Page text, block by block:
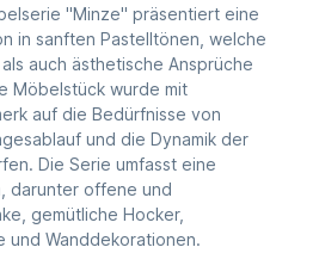
"Minze" präsentiert eine
in sanften Pastelltönen, welche
auch ästhetische Ansprüche
Möbelstück wurde mit
auf die Bedürfnisse von
und die Dynamik der
Die Serie umfasst eine
darunter offene und
gemütliche Hocker,
und Wanddekorationen.